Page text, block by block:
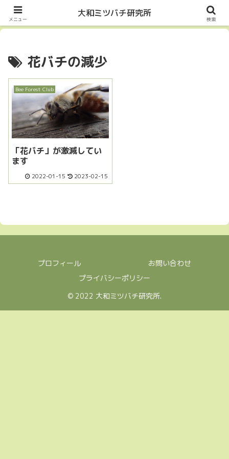
Let it Bee・・・
花バチの減少
Bee Forest Club
「花バチ」が激減してい
ます
2022-01-15 2023-02-15
プロフィール
お問い合わせ
プライバシーポリシー
© 2022 大和ミツバチ研究所.
メニュー
大和ミツバチ研究所
検索